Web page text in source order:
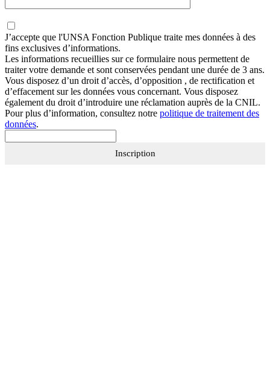
J’accepte que l'UNSA Fonction Publique traite mes données à des
fins exclusives d’informations.
Les informations recueillies sur ce formulaire nous permettent de
traiter votre demande et sont conservées pendant une durée de 3 ans.
Vous disposez d’un droit d’accès, d’opposition , de rectification et
d’effacement sur les données vous concernant. Vous disposez
également du droit d’introduire une réclamation auprès de la CNIL.
Pour plus d’information, consultez notre politique de traitement des
données.
Inscription